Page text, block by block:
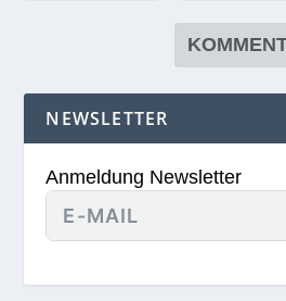
NEWSLETTER
Anmeldung Newsletter